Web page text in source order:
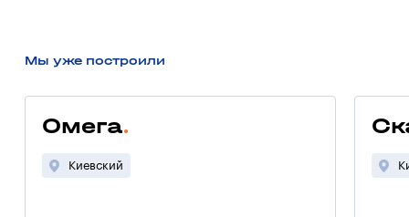
Мы уже построили
Омега
Киевский